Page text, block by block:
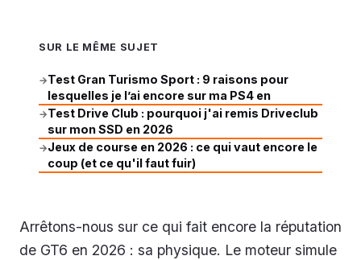
SUR LE MÊME SUJET
→Test Gran Turismo Sport : 9 raisons pour
lesquelles je l’ai encore sur ma PS4 en
→Test Drive Club : pourquoi j'ai remis Driveclub
sur mon SSD en 2026
→Jeux de course en 2026 : ce qui vaut encore le
coup (et ce qu'il faut fuir)
Arrêtons-nous sur ce qui fait encore la réputation
de GT6 en 2026 : sa physique. Le moteur simule